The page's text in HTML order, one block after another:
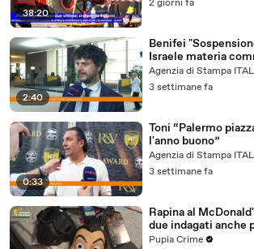
38:20
2 giorni fa
2:40
Benifei
Israele materia
maggioranza"
Agenzia di Stampa
3 settimane fa
0:33
Toni “Palermo
l'anno buono”
Agenzia di Stampa
3 settimane fa
Rapina al
due indagati anche
(03.08.26)
Pupia Crime